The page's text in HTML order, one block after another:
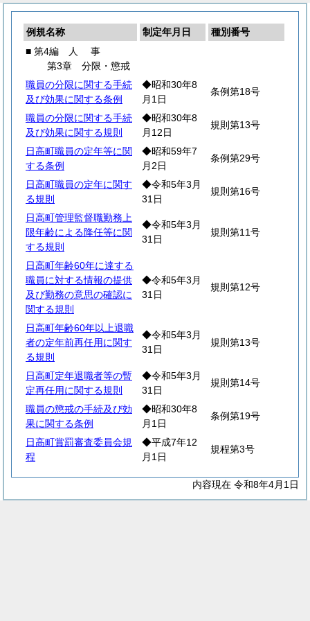
例規名称 制定年月日
種別番号
■ 第4編
人 事
第3章 分限・懲戒
職員の分限に関する手続
及び効果に関する条例
◆昭和30年8
月1日
条例第18号
職員の分限に関する手続
及び効果に関する規則
◆昭和30年8
月12日
規則第13号
日高町職員の定年等に関
する条例
◆昭和59年7
月2日
条例第29号
日高町職員の定年に関す
る規則
◆令和5年3月
31日
規則第16号
日高町管理監督職勤務上
限年齢による降任等に関
する規則
◆令和5年3月
31日
規則第11号
日高町年齢60年に達する
職員に対する情報の提供
及び勤務の意思の確認に
関する規則
◆令和5年3月
31日
規則第12号
日高町年齢60年以上退職
者の定年前再任用に関す
る規則
◆令和5年3月
31日
規則第13号
日高町定年退職者等の暫
定再任用に関する規則
◆令和5年3月
31日
規則第14号
職員の懲戒の手続及び効
果に関する条例
◆昭和30年8
月1日
条例第19号
日高町賞罰審査委員会規
程
◆平成7年12
月1日
規程第3号
内容現在 令和8年4月1日